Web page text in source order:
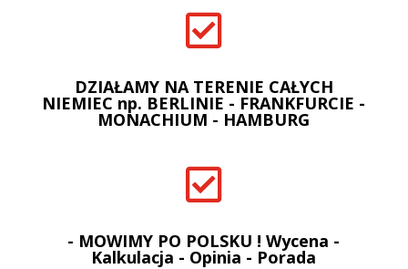

DZIAŁAMY NA TERENIE CAŁYCH
NIEMIEC np. BERLINIE - FRANKFURCIE -
MONACHIUM - HAMBURG

- MOWIMY PO POLSKU ! Wycena -
Kalkulacja - Opinia - Porada